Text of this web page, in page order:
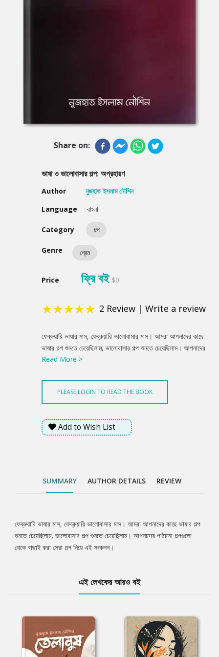
Share on:
ভাষা ও ভালোবাসার গল্প: অগ্রহায়ণ
Author
নুজহাত ইসলাম নৌশিন
Language
বাংলা
Category গল্প
Genre প্রেম
Price ফ্রি বই $0
★★★★★ 2 Review | Write a review
Product
Summery
ফেব্রুয়ারি ভাষার মাস, ফেব্রুয়ারি ভালোবাসার মাস। আমরা আপনাদের কাছে
ভাষার গল্প শুনতে চেয়েছিলাম, ভালোবাসার গল্প শুনতে চেয়েছিলাম। আপনাদের
পাঠানো গল্পগুলো থেকে বাছাই করা সেরা গল্প নিয়ে এই সংকলন।
Read More >
PLEASE LOGIN TO READ THE BOOK
Add to Wish List
SUMMARY AUTHOR DETAILS REVIEW
Tab
Article
ফেব্রুয়ারি ভাষার মাস, ফেব্রুয়ারি ভালোবাসার মাস। আমরা আপনাদের কাছে ভাষার গল্প
শুনতে চেয়েছিলাম, ভালোবাসার গল্প শুনতে চেয়েছিলাম। আপনাদের পাঠানো গল্পগুলো
থেকে বাছাই করা সেরা গল্প নিয়ে এই সংকলন।
এই লেখকের আরও বই